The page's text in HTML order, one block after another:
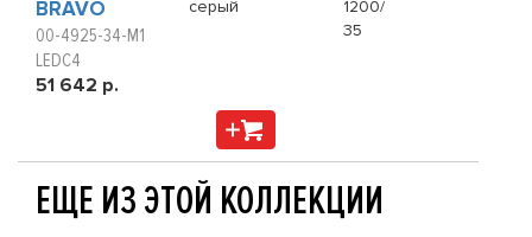
BRAVO
00-4925-34-M1
LEDC4
51 642 р.
серый
1200/
35
ЕЩЕ ИЗ ЭТОЙ КОЛЛЕКЦИИ